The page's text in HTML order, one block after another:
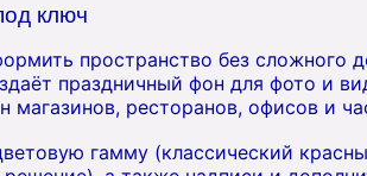
ключ
пространство без сложного
праздничный фон для фото и
магазинов, ресторанов, офисов и
гамму (классический